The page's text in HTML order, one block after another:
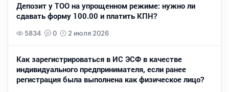
Депозит у ТОО на упрощенном режиме: нужно ли
сдавать форму 100.00 и платить КПН?
5834 0 2 июля 2026
Как зарегистрироваться в ИС ЭСФ в качестве
индивидуального предпринимателя, если ранее
регистрация была выполнена как физическое лицо?